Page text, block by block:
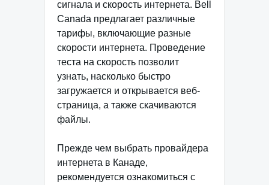
сигнала и скорость интернета. Bell
Canada предлагает различные
тарифы, включающие разные
скорости интернета. Проведение
теста на скорость позволит
узнать, насколько быстро
загружается и открывается веб-
страница, а также скачиваются
файлы.
Прежде чем выбрать провайдера
интернета в Канаде,
рекомендуется ознакомиться с